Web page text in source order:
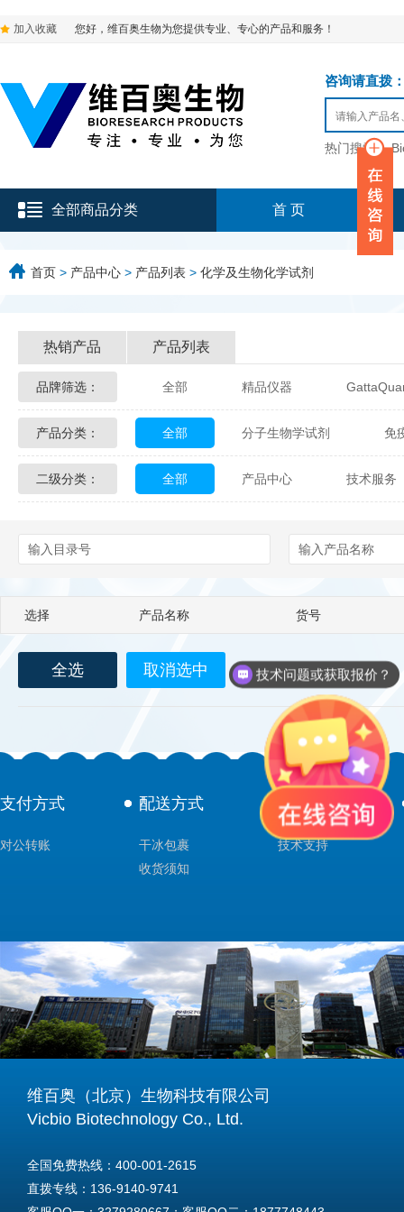
加入收藏 您好，维百奥生物为您提供专业、专心的产品和服务！
咨询请直拨
热门搜索：
全部商品分类 首 页
首页 > 产品中心 > 产品列表 > 化学及生物化学试剂
热销产品 产品列表
品牌筛选： 全部 精品仪器
Glycon Biochem Sterlitech
Echelon Biosciences Verichem
Biotez Berlin Diametra
Berry & Associates Zedira
LGC Maine Standards Biolife
Abbexa AbD Serotec
产品分类： 全部 分子生物学试剂 免
化学及生物化学试剂 材料学试剂
二级分类： 全部 产品中心 技术服务
选择 产品名称 货号
全选 取消选中
支付方式
对公转账
配送方式
干冰包裹
收货须知
售后服务
技术支持
维百奥（北京）生物科技有限公司
Vicbio Biotechnology Co., Ltd.
全国免费热线：400-001-2615
直拨专线：136-9140-9741
技术问题或获取报价？